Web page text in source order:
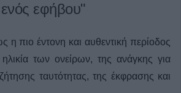
εφήβου"
η πιο έντονη και αυθεντική περίοδος
των ονείρων, της ανάγκης για
ταυτότητας, της έκφρασης και